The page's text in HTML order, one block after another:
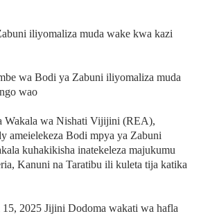
iliyomaliza muda wake kwa kazi
wa Bodi ya Zabuni iliyomaliza muda
wao
Wakala wa Nishati Vijijini (REA),
ameielekeza Bodi mpya ya Zabuni
kuhakikisha inatekeleza majukumu
Kanuni na Taratibu ili kuleta tija katika
2025 Jijini Dodoma wakati wa hafla